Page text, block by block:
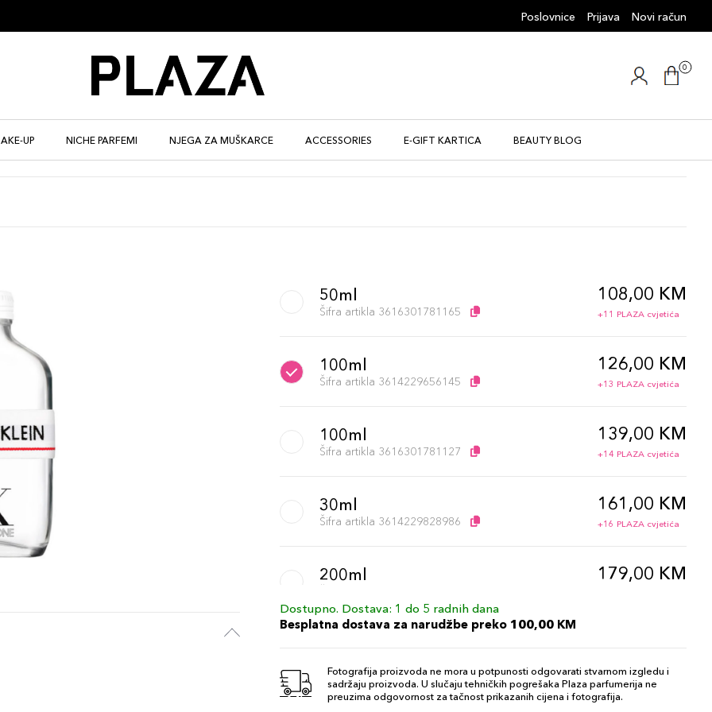
Poslovnice Prijava Novi račun
0
UP NICHE PARFEMI NJEGA ZA MUŠKARCE ACCESSORIES E-GIFT KARTICA BEAUTY BLOG
50ml
Šifra artikla 3616301781165
108,00 KM
+11 PLAZA cvjetića
100ml
Šifra artikla 3614229656145
126,00 KM
+13 PLAZA cvjetića
100ml
Šifra artikla 3616301781127
139,00 KM
+14 PLAZA cvjetića
30ml
Šifra artikla 3614229828986
161,00 KM
+16 PLAZA cvjetića
200ml 179,00 KM
Dostupno. Dostava: 1 do 5 radnih dana
Besplatna dostava za narudžbe preko 100,00 KM
Fotografija proizvoda ne mora u potpunosti odgovarati stvarnom izgledu i
sadržaju proizvoda. U slučaju tehničkih pogrešaka Plaza parfumerija ne
preuzima odgovornost za tačnost prikazanih cijena i fotografija.